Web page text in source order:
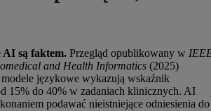
AI są faktem. Przegląd opublikowany w
and Health Informatics (2025)
językowe wykazują wskaźnik
15% do 40% w zadaniach klinicznych. AI
podawać nieistniejące odniesienia do